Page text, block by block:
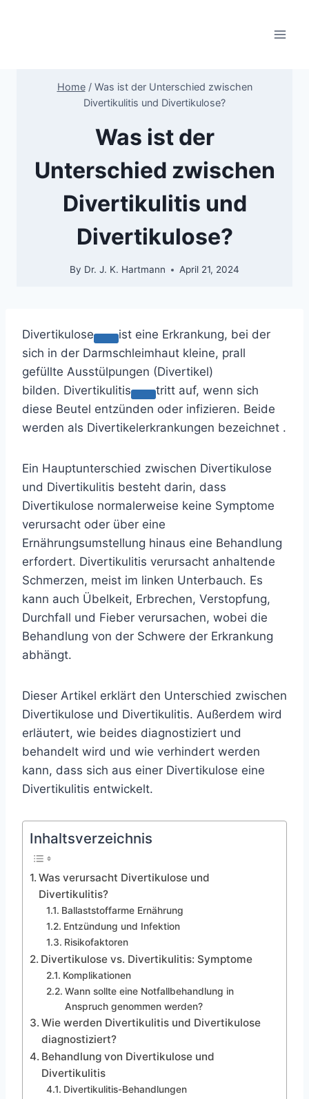
Home / Was ist der Unterschied zwischen
Divertikulitis und Divertikulose?
Was ist der
Unterschied zwischen
Divertikulitis und
Divertikulose?
By Dr. J. K. Hartmann April 21, 2024
Divertikulose
ist eine Erkrankung, bei der
sich in der Darmschleimhaut kleine, prall
gefüllte Ausstülpungen (Divertikel)
bilden. Divertikulitis
tritt auf, wenn sich
diese Beutel entzünden oder infizieren. Beide
werden als Divertikelerkrankungen bezeichnet .
Ein Hauptunterschied zwischen Divertikulose
und Divertikulitis besteht darin, dass
Divertikulose normalerweise keine Symptome
verursacht oder über eine
Ernährungsumstellung hinaus eine Behandlung
erfordert. Divertikulitis verursacht anhaltende
Schmerzen, meist im linken Unterbauch. Es
kann auch Übelkeit, Erbrechen, Verstopfung,
Durchfall und Fieber verursachen, wobei die
Behandlung von der Schwere der Erkrankung
abhängt.
Dieser Artikel erklärt den Unterschied zwischen
Divertikulose und Divertikulitis. Außerdem wird
erläutert, wie beides diagnostiziert und
behandelt wird und wie verhindert werden
kann, dass sich aus einer Divertikulose eine
Divertikulitis entwickelt.
Inhaltsverzeichnis
Was verursacht Divertikulose und
Divertikulitis?
Ballaststoffarme Ernährung
Entzündung und Infektion
Risikofaktoren
Divertikulose vs. Divertikulitis: Symptome
Komplikationen
Wann sollte eine Notfallbehandlung in
Anspruch genommen werden?
Wie werden Divertikulitis und Divertikulose
diagnostiziert?
Behandlung von Divertikulose und
Divertikulitis
Divertikulitis-Behandlungen